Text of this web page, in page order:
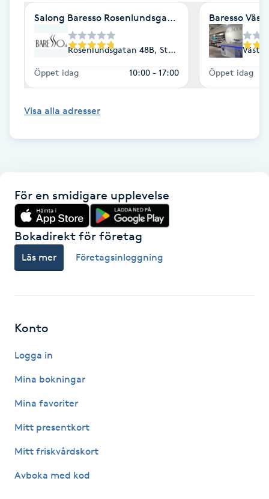
Microshading
Nagelförlängning gelé
Nagelklippning
Nagelsvamp
Nagelvård
Salong Baresso Rosenlundsgatan 48b
Rosenlundsgatan 48B, Stockholm
Öppet idag 10:00 - 17:00
Baresso
Öppet idag
Visa alla adresser
För en smidigare upplevelse
Bokadirekt för företag
Läs mer Företagsinloggning
Konto
Logga in
Mina bokningar
Mina favoriter
Mitt presentkort
Mitt friskvårdskort
Avboka med kod